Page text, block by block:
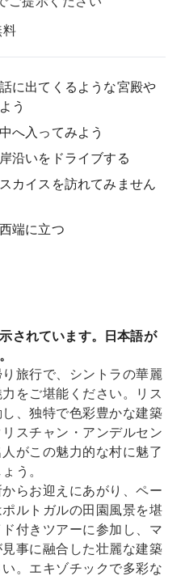
料
に出てくるような宮殿や
う
へ入ってみよう
沿いをドライブする
カイスを訪れてみません
端に立つ
されています。日本語が
旅行で、シントラの華麗
をご堪能ください。リス
、独特で色彩豊かな建築
スチャン・アンデルセン
がこの魅力的な村に魅了
う。
らお迎えにあがり、ペー
ルトガルの田園風景を堪
付きツアーに参加し、マ
事に融合した壮麗な建築
。エキゾチックで多彩な